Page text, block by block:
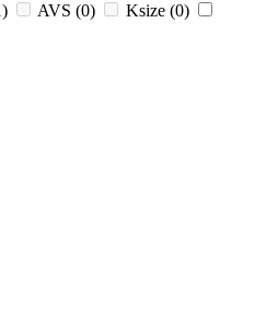
) AVS (0) Ksize (0)